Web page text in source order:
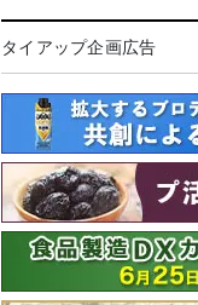
タイアップ企画広告